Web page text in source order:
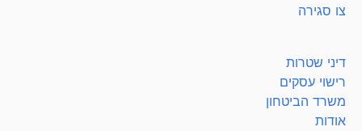
צו סגירה
דיני שטרות
רישוי עסקים
משרד הביטחון
אודות